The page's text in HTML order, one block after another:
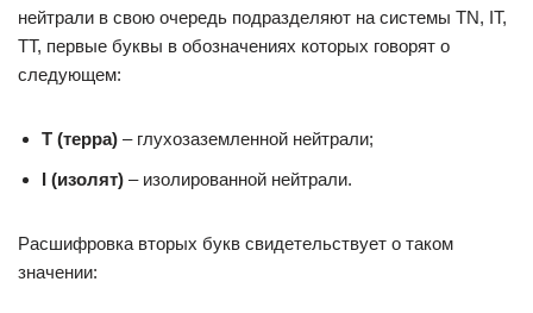
нейтрали в свою очередь подразделяют на системы TN, IT,
TT, первые буквы в обозначениях которых говорят о
следующем:
Т (терра) – глухозаземленной нейтрали;
I (изолят) – изолированной нейтрали.
Расшифровка вторых букв свидетельствует о таком
значении: